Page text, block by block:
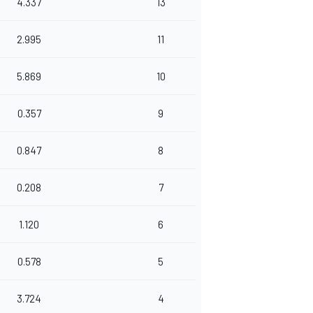
2.995 11
5.869 10
0.357 9
0.847 8
0.208 7
1.120 6
0.578 5
3.724 4